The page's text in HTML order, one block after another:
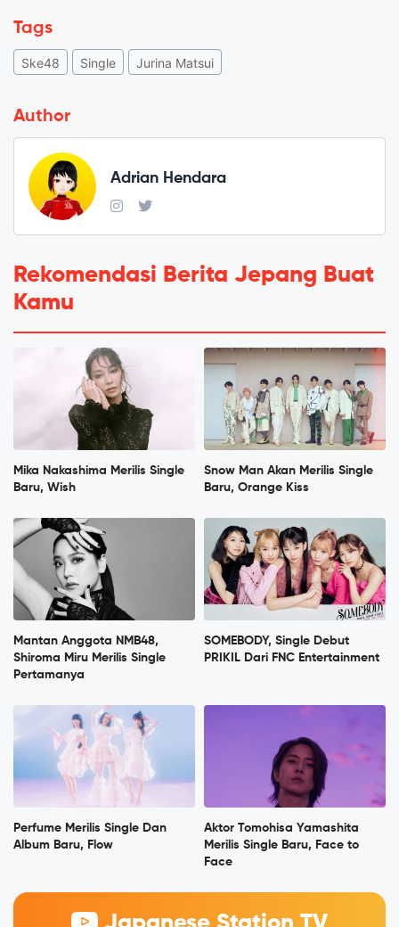
Tags
Ske48 Single Jurina Matsui
Author
Adrian Hendara
Rekomendasi Berita Jepang Buat
Kamu
Mika Nakashima Merilis Single
Baru, Wish
Snow Man Akan Merilis Single
Baru, Orange Kiss
Mantan Anggota NMB48,
Shiroma Miru Merilis Single
Pertamanya
SOMEBODY, Single Debut
PRIKIL Dari FNC Entertainment
Perfume Merilis Single Dan
Album Baru, Flow
Aktor Tomohisa Yamashita
Merilis Single Baru, Face to
Face